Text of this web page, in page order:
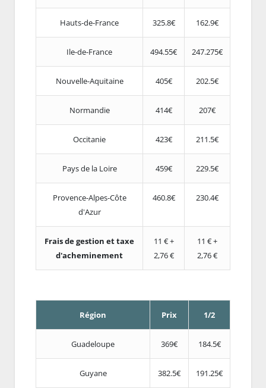
Hauts-de-France 325.8€ 162.9€
Ile-de-France 494.55€ 247.275€
Nouvelle-Aquitaine 405€ 202.5€
Normandie 414€ 207€
Occitanie 423€ 211.5€
Pays de la Loire 459€ 229.5€
Provence-Alpes-Côte
d'Azur
460.8€ 230.4€
Frais de gestion et taxe
d'acheminement
11 € +
2,76 €
11 € +
2,76 €
Région Prix 1/2
Guadeloupe 369€ 184.5€
Guyane 382.5€ 191.25€